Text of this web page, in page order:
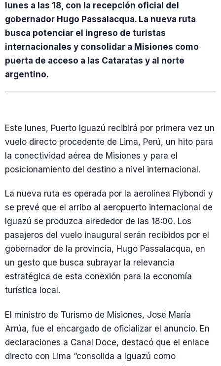
lunes a las 18, con la recepción oficial del
gobernador Hugo Passalacqua. La nueva ruta
busca potenciar el ingreso de turistas
internacionales y consolidar a Misiones como
puerta de acceso a las Cataratas y al norte
argentino.
Este lunes, Puerto Iguazú recibirá por primera vez un
vuelo directo procedente de Lima, Perú, un hito para
la conectividad aérea de Misiones y para el
posicionamiento del destino a nivel internacional.
La nueva ruta es operada por la aerolínea Flybondi y
se prevé que el arribo al aeropuerto internacional de
Iguazú se produzca alrededor de las 18:00. Los
pasajeros del vuelo inaugural serán recibidos por el
gobernador de la provincia, Hugo Passalacqua, en
un gesto que busca subrayar la relevancia
estratégica de esta conexión para la economía
turística local.
El ministro de Turismo de Misiones, José María
Arrúa, fue el encargado de oficializar el anuncio. En
declaraciones a Canal Doce, destacó que el enlace
directo con Lima “consolida a Iguazú como